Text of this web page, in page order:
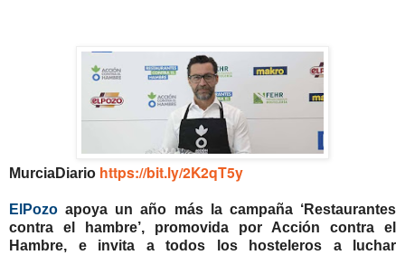
MurciaDiario https://bit.ly/2K2qT5y
ElPozo apoya un año más la campaña ‘Restaurantes
contra el hambre’, promovida por Acción contra el
Hambre, e invita a todos los hosteleros a luchar